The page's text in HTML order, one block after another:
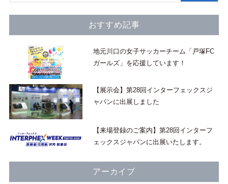
器具洗浄機
小容器洗浄機
棚式乾燥機
パレット洗浄機
その他ハンドリング設備
おすすめ記事
地元川口の女子サッカーチーム「戸塚FC
ガールズ」を応援しています！
【展示会】第28回インターフェックスジ
ャパンに出展しました
【来場登録のご案内】第28回インターフ
ェックスジャパンに出展いたします。
アーカイブ